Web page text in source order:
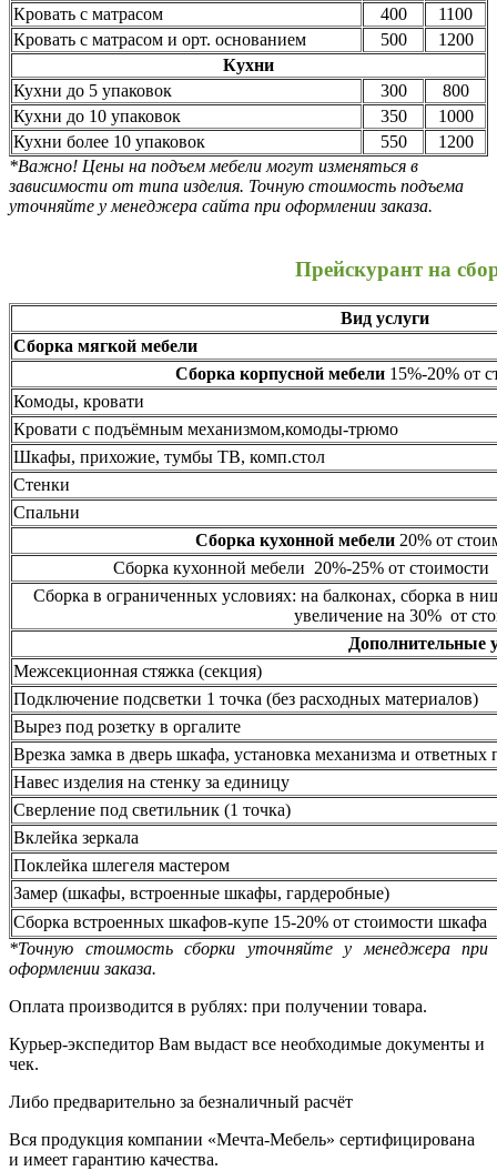
Кровать с матрасом
400
1100
Кровать с матрасом и орт. основанием
500
1200
Кухни
Кухни до 5 упаковок
300
800
Кухни до 10 упаковок
350
1000
Кухни более 10 упаковок
550
1200
*Важно! Цены на подъем мебели могут изменяться в
зависимости от типа изделия. Точную стоимость подъема
уточняйте у менеджера сайта при оформлении заказа.
Прейскурант на
Вид услуги
Сборка мягкой мебели
Сборка корпусной мебели15%-20% от
Комоды, кровати
Кровати с подъёмным механизмом,комоды-трюмо
Шкафы, прихожие, тумбы ТВ, комп.стол
Стенки
Спальни
Сборка кухонной мебели20% от
Сборка кухонной мебели 20%-25% от стоимости
Сборка в ограниченных условиях: на балконах, сборка в
увеличение на 30% от
Дополнительные
Межсекционная стяжка (секция)
Подключение подсветки 1 точка (без расходных материалов)
Вырез под розетку в оргалите
Врезка замка в дверь шкафа, установка механизма и ответных
Навес изделия на стенку за единицу
Сверление под светильник (1 точка)
Вклейка зеркала
Поклейка шлегеля мастером
Замер (шкафы, встроенные шкафы, гардеробные)
Сборка встроенных шкафов-купе 15-20% от стоимости шкафа
*Точную стоимость сборки уточняйте у менеджера при
оформлении заказа.
Оплата производится в рублях: при получении товара.
Курьер-экспедитор Вам выдаст все необходимые документы и
чек.
Либо предварительно за безналичный расчёт
Вся продукция компании «Мечта-Мебель» сертифицирована
и имеет гарантию качества.